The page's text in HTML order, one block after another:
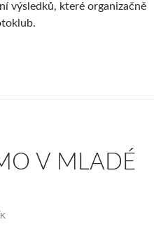
výsledků, které organizačně
v Otrokovicích
V MLADÉ